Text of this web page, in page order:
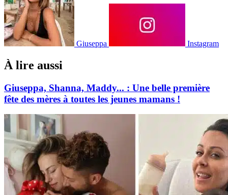
Giuseppa Instagram
À lire aussi
Giuseppa, Shanna, Maddy... : Une belle première
fête des mères à toutes les jeunes mamans !